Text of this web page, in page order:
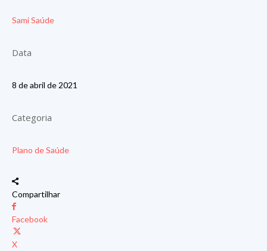
Sami Saúde
Data
8 de abril de 2021
Categoria
Plano de Saúde
Compartilhar
Facebook
X